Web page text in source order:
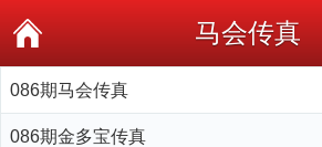
马会传真
086期马会传真
086期金多宝传真